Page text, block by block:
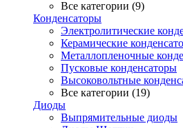
Все категории (9)
Конденсаторы
Электролитические
Керамические
Металлопленочные
Пусковые конденсаторы
Высоковольтные
Все категории (19)
Диоды
Выпрямительные диоды